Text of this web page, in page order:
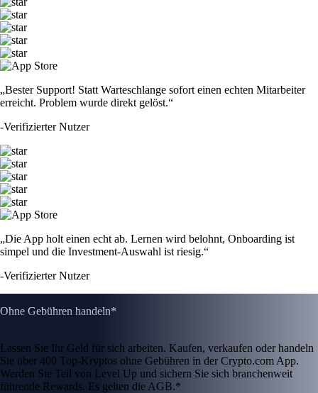
„Bester Support! Statt Warteschlange sofort einen echten Mitarbeiter
erreicht. Problem wurde direkt gelöst.“
-Verifizierter Nutzer
„Die App holt einen echt ab. Lernen wird belohnt, Onboarding ist
simpel und die Investment-Auswahl ist riesig.“
-Verifizierter Nutzer
Ohne Gebühren handeln*
Lassen Sie Ihr Geld für sich arbeiten. Kaufen, verkaufen oder handeln
Sie über 400 Top-Kryptos ohne Gebühren in der Crypto.com App.
Werden Sie Teil von Level Up und sichern Sie sich branchenweit
führende Rewards. Es gelten die AGB.*